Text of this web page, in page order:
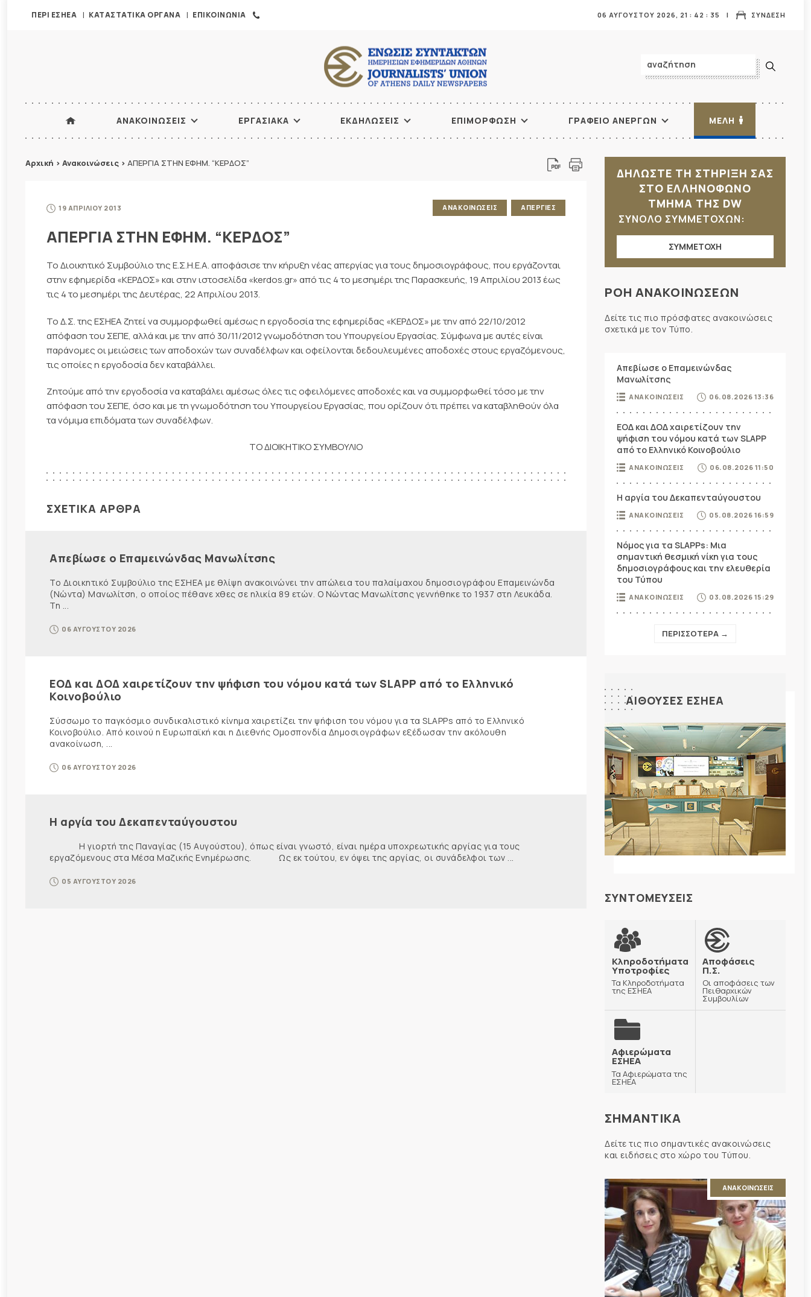
ΠΕΡΙ ΕΣΗΕΑ ΚΑΤΑΣΤΑΤΙΚΑ ΟΡΓΑΝΑ ΕΠΙΚΟΙΝΩΝΙΑ ΣΥΝΔΕΣΗ
06 ΑΥΓΟΥΣΤΟΥ 2026, 21 : 42 : 37
ΑΝΑΚΟΙΝΩΣΕΙΣ ΕΡΓΑΣΙΑΚΑ ΕΚΔΗΛΩΣΕΙΣ ΕΠΙΜΟΡΦΩΣΗ ΓΡΑΦΕΙΟ ΑΝΕΡΓΩΝ ΜΕΛΗ
Αρχική > Ανακοινώσεις > ΑΠΕΡΓΙΑ ΣΤΗΝ ΕΦΗΜ. “ΚΕΡΔΟΣ”
19 ΑΠΡΙΛΙΟΥ 2013 ΑΝΑΚΟΙΝΩΣΕΙΣ ΑΠΕΡΓΙΕΣ
ΑΠΕΡΓΙΑ ΣΤΗΝ ΕΦΗΜ. “ΚΕΡΔΟΣ”
Το Διοικητικό Συμβούλιο της Ε.Σ.Η.Ε.Α. αποφάσισε την κήρυξη νέας απεργίας για τους δημοσιογράφους, που εργάζονται
στην εφημερίδα «ΚΕΡΔΟΣ» και στην ιστοσελίδα «kerdos.gr» από τις 4 το μεσημέρι της Παρασκευής, 19 Απριλίου 2013 έως
τις 4 το μεσημέρι της Δευτέρας, 22 Απριλίου 2013.
Το Δ.Σ. της ΕΣΗΕΑ ζητεί να συμμορφωθεί αμέσως η εργοδοσία της εφημερίδας «ΚΕΡΔΟΣ» με την από 22/10/2012
απόφαση του ΣΕΠΕ, αλλά και με την από 30/11/2012 γνωμοδότηση του Υπουργείου Εργασίας. Σύμφωνα με αυτές είναι
παράνομες οι μειώσεις των αποδοχών των συναδέλφων και οφείλονται δεδουλευμένες αποδοχές στους εργαζόμενους,
τις οποίες η εργοδοσία δεν καταβάλλει.
Ζητούμε από την εργοδοσία να καταβάλει αμέσως όλες τις οφειλόμενες αποδοχές και να συμμορφωθεί τόσο με την
απόφαση του ΣΕΠΕ, όσο και με τη γνωμοδότηση του Υπουργείου Εργασίας, που ορίζουν ότι πρέπει να καταβληθούν όλα
τα νόμιμα επιδόματα των συναδέλφων.
ΤΟ ΔΙΟΙΚΗΤΙΚΟ ΣΥΜΒΟΥΛΙΟ
ΣΧΕΤΙΚΑ ΑΡΘΡΑ
Απεβίωσε ο Επαμεινώνδας Μανωλίτσης
Το Διοικητικό Συμβούλιο της ΕΣΗΕΑ με θλίψη ανακοινώνει την απώλεια του παλαίμαχου δημοσιογράφου Επαμεινώνδα
(Νώντα) Μανωλίτση, ο οποίος πέθανε χθες σε ηλικία 89 ετών. Ο Νώντας Μανωλίτσης γεννήθηκε το 1937 στη Λευκάδα.
Τη ...
06 ΑΥΓΟΥΣΤΟΥ 2026
ΕΟΔ και ΔΟΔ χαιρετίζουν την ψήφιση του νόμου κατά των SLAPP από το Ελληνικό
Κοινοβούλιο
Σύσσωμο το παγκόσμιο συνδικαλιστικό κίνημα χαιρετίζει την ψήφιση του νόμου για τα SLAPPs από το Ελληνικό
Κοινοβούλιο. Από κοινού η Ευρωπαϊκή και η Διεθνής Ομοσπονδία Δημοσιογράφων εξέδωσαν την ακόλουθη
ανακοίνωση, ...
06 ΑΥΓΟΥΣΤΟΥ 2026
Η αργία του Δεκαπενταύγουστου
Η γιορτή της Παναγίας (15 Αυγούστου), όπως είναι γνωστό, είναι ημέρα υποχρεωτικής αργίας για τους
εργαζόμενους στα Μέσα Μαζικής Ενημέρωσης. Ως εκ τούτου, εν όψει της αργίας, οι συνάδελφοι των ...
05 ΑΥΓΟΥΣΤΟΥ 2026
ΔΗΛΩΣΤΕ ΤΗ ΣΤΗΡΙΞΗ ΣΑΣ
ΣΤΟ ΕΛΛΗΝΟΦΩΝΟ
ΤΜΗΜΑ ΤΗΣ DW
ΣΥΝΟΛΟ ΣΥΜΜΕΤΟΧΩΝ:
ΣΥΜΜΕΤΟΧΗ
ΡΟΗ ΑΝΑΚΟΙΝΩΣΕΩΝ
Δείτε τις πιο πρόσφατες ανακοινώσεις
σχετικά με τον Τύπο.
Απεβίωσε ο Επαμεινώνδας
Μανωλίτσης
ΑΝΑΚΟΙΝΩΣΕΙΣ 06.08.2026 13:36
ΕΟΔ και ΔΟΔ χαιρετίζουν την
ψήφιση του νόμου κατά των SLAPP
από το Ελληνικό Κοινοβούλιο
ΑΝΑΚΟΙΝΩΣΕΙΣ 06.08.2026 11:50
Η αργία του Δεκαπενταύγουστου
ΑΝΑΚΟΙΝΩΣΕΙΣ 05.08.2026 16:59
Νόμος για τα SLAPPs: Μια
σημαντική θεσμική νίκη για τους
δημοσιογράφους και την ελευθερία
του Τύπου
ΑΝΑΚΟΙΝΩΣΕΙΣ 03.08.2026 15:29
ΠΕΡΙΣΣΟΤΕΡΑ →
ΑΙΘΟΥΣΕΣ ΕΣΗΕΑ
ΣΥΝΤΟΜΕΥΣΕΙΣ
Κληροδοτήματα
Υποτροφίες
Τα Κληροδοτήματα
της ΕΣΗΕΑ
Αποφάσεις
Π.Σ.
Οι αποφάσεις των
Πειθαρχικών
Συμβουλίων
Αφιερώματα
ΕΣΗΕΑ
Τα Αφιερώματα της
ΕΣΗΕΑ
ΣΗΜΑΝΤΙΚΑ
Δείτε τις πιο σημαντικές ανακοινώσεις
και ειδήσεις στο χώρο του Τύπου.
ΑΝΑΚΟΙΝΩΣΕΙΣ